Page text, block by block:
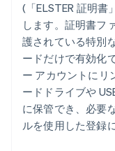
(「ELSTER 証明
します。証明書フ
護されている特別
ードだけで有効化
ー アカウントにリ
ードドライブや
に保管でき、必要
ルを使用した登録